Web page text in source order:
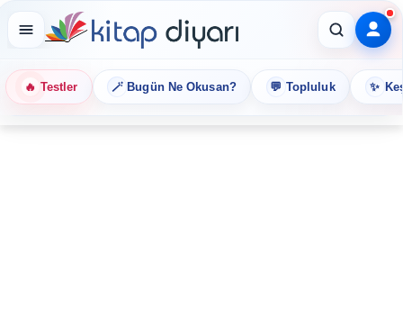
🔥 Testler 🪄 Bugün Ne Okusan? 💬 Topluluk ✨